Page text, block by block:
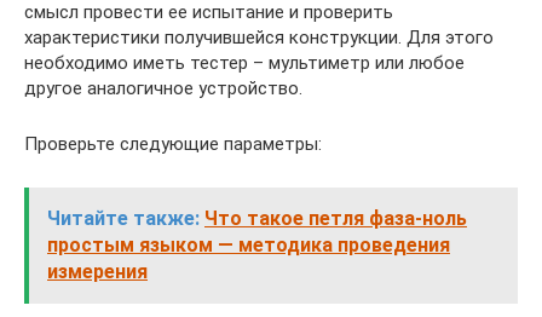
смысл провести ее испытание и проверить
характеристики получившейся конструкции. Для этого
необходимо иметь тестер – мультиметр или любое
другое аналогичное устройство.
Проверьте следующие параметры:
Читайте также: Что такое петля фаза-ноль
простым языком — методика проведения
измерения